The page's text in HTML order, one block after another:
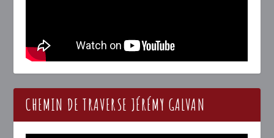
CHEMIN DE TRAVERSE JÉRÉMY GALVAN